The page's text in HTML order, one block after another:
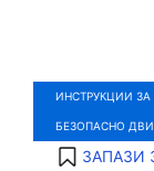
ИНСТРУКЦИИ ЗА
БЕЗОПАСНО
ЗАПАЗИ